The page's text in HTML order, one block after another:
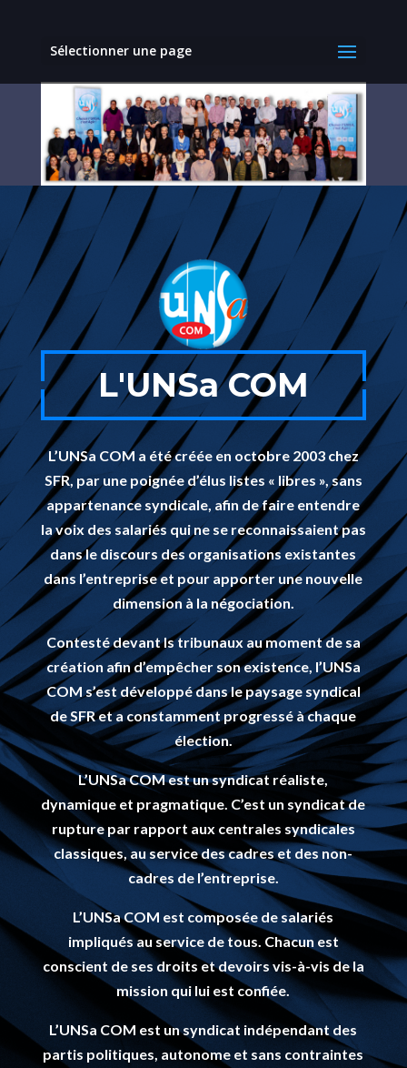
Sélectionner une page
L'UNSa COM
L’UNSa COM a été créée en octobre 2003 chez
SFR, par une poignée d’élus listes « libres », sans
appartenance syndicale, afin de faire entendre
la voix des salariés qui ne se reconnaissaient pas
dans le discours des organisations existantes
dans l’entreprise et pour apporter une nouvelle
dimension à la négociation.
Contesté devant ls tribunaux au moment de sa
création afin d’empêcher son existence, l’UNSa
COM s’est développé dans le paysage syndical
de SFR et a constamment progressé à chaque
élection.
L’UNSa COM est un syndicat réaliste,
dynamique et pragmatique. C’est un syndicat de
rupture par rapport aux centrales syndicales
classiques, au service des cadres et des non-
cadres de l’entreprise.
L’UNSa COM est composée de salariés
impliqués au service de tous. Chacun est
conscient de ses droits et devoirs vis-à-vis de la
mission qui lui est confiée.
L’UNSa COM est un syndicat indépendant des
partis politiques, autonome et sans contraintes